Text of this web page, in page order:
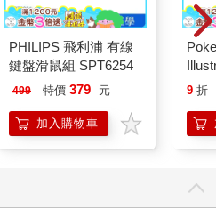
PHILIPS 飛利浦 有線
鍵盤滑鼠組 SPT6254
499 特價 379 元
加入購物車
9 折